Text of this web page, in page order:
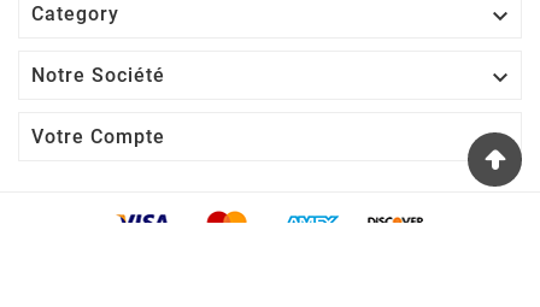
Category 
Notre Société 
Votre Compte 